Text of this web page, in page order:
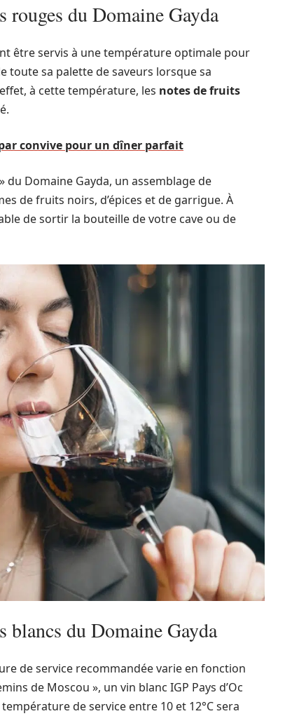
rouges du Domaine Gayda
être servis à une température optimale pour
toute sa palette de saveurs lorsque sa
à cette température, les notes de fruits
convive pour un dîner parfait
du Domaine Gayda, un assemblage de
de fruits noirs, d’épices et de garrigue. À
de sortir la bouteille de votre cave ou de
blancs du Domaine Gayda
de service recommandée varie en fonction
de Moscou », un vin blanc IGP Pays d’Oc
température de service entre 10 et 12°C sera